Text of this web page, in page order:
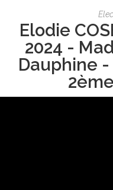
Elodie
2024 -
Dauphine -